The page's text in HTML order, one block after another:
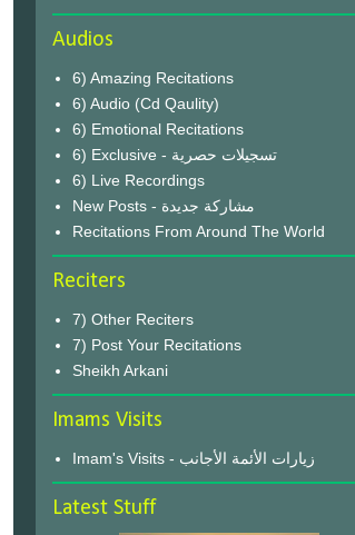
Audios
6) Amazing Recitations
6) Audio (Cd Qaulity)
6) Emotional Recitations
6) Exclusive - تسجيلات حصرية
6) Live Recordings
New Posts - مشاركة جديدة
Recitations From Around The World
Reciters
7) Other Reciters
7) Post Your Recitations
Sheikh Arkani
Imams Visits
Imam's Visits - زيارات الأئمة الأجانب
Latest Stuff